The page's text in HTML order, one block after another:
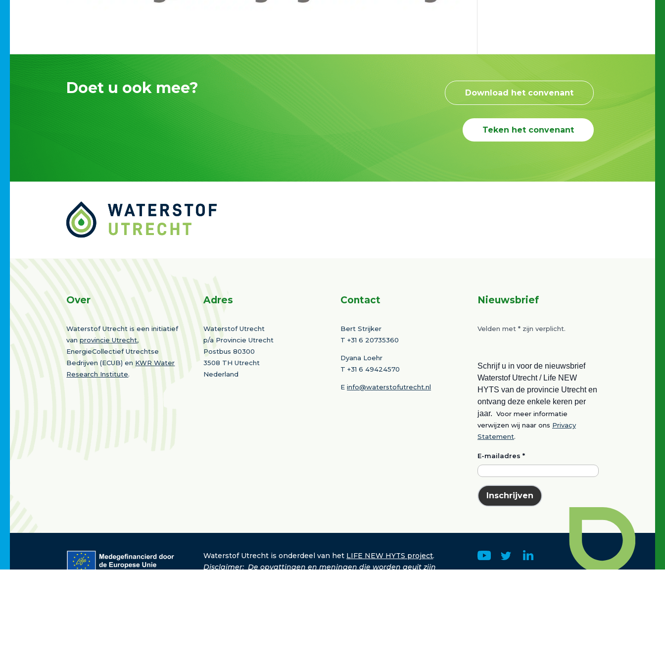
Doet u ook mee? Download het convenant
Teken het convenant
Over
Waterstof Utrecht is een initiatief
vanprovincie Utrecht,
EnergieCollectief Utrechtse
Bedrijven (ECUB) en KWR Water
Research Institute.
Adres
Waterstof Utrecht
p/a Provincie Utrecht
Postbus 80300
3508 TH Utrecht
Nederland
Contact
Bert Strijker
T +31 6 20735360
Dyana Loehr
T +31 6 49424570
Einfo@waterstofutrecht.nl
Nieuwsbrief
Velden met *zijn verplicht.
Schrijf u in voor de nieuwsbrief
Waterstof Utrecht / Life NEW
HYTS van de provincie Utrecht en
ontvang deze enkele keren per
jaar. Voor meer informatie
verwijzen wij naar ons Privacy
Statement.
E-mailadres *
Inschrijven
Waterstof Utrecht is onderdeel van het LIFE NEW HYTS project.
Disclaimer: De opvattingen en meningen die worden geuit zijn